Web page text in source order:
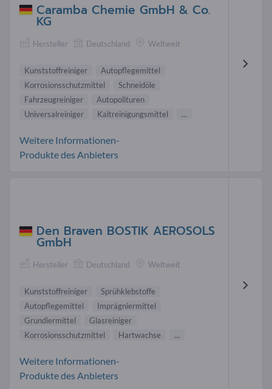
Caramba Chemie GmbH & Co.
KG
Hersteller Deutschland Weltweit
Kunststoffreiniger
Autopflegemittel
Korrosionsschutzmittel
Schneidöle
Fahrzeugreiniger
Autopolituren
Universalreiniger
Kaltreinigungsmittel ...
Weitere Informationen-
Produkte des Anbieters
Den Braven BOSTIK AEROSOLS
GmbH
Hersteller Deutschland Weltweit
Kunststoffreiniger
Sprühklebstoffe
Autopflegemittel
Imprägniermittel
Grundiermittel
Glasreiniger
Korrosionsschutzmittel
Hartwachse ...
Weitere Informationen-
Produkte des Anbieters